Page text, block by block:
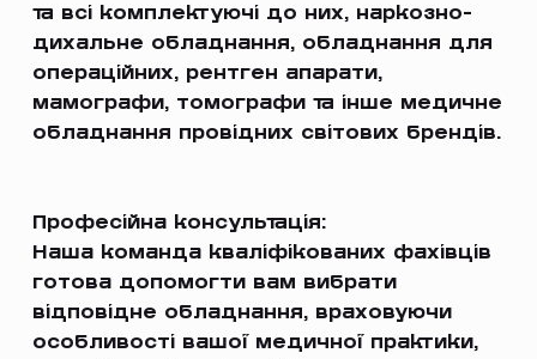
та всі комплектуючі до них, наркозно-
дихальне обладнання, обладнання для
операційних, рентген апарати,
мамографи, томографи та інше медичне
обладнання провідних світових брендів.
Професійна консультація:
Наша команда кваліфікованих фахівців
готова допомогти вам вибрати
відповідне обладнання, враховуючи
особливості вашої медичної практики,